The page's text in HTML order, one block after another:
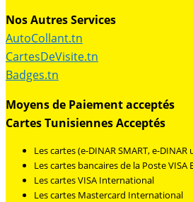
Nos Autres Services
AutoCollant.tn
CartesDeVisite.tn
Badges.tn
Moyens de Paiement acceptés
Cartes Tunisiennes Acceptés
Les cartes (e-DINAR SMART, e-DINAR
Les cartes bancaires de la Poste VISA
Les cartes VISA International
Les cartes Mastercard International